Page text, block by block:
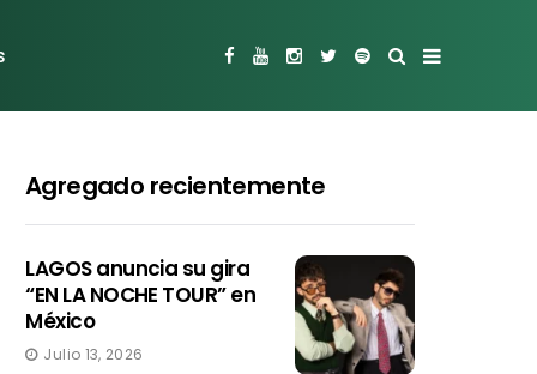
Agregado recientemente
LAGOS anuncia su gira
“EN LA NOCHE TOUR” en
México
Julio 13, 2026